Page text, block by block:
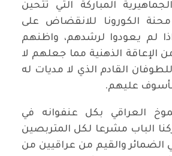
المباركة التي تتحين
الكورونا للانقضاض على
لم يعودوا لرشدهم، واظنهم
الإعاقة الذهنية مما جعلهم لا
القادم الذي لا مديات له
عليهم.
العراقي بكل عنفوانه في
الباب مشرعا لكل المتربصين
الضمائر والقيم من عراقيين من